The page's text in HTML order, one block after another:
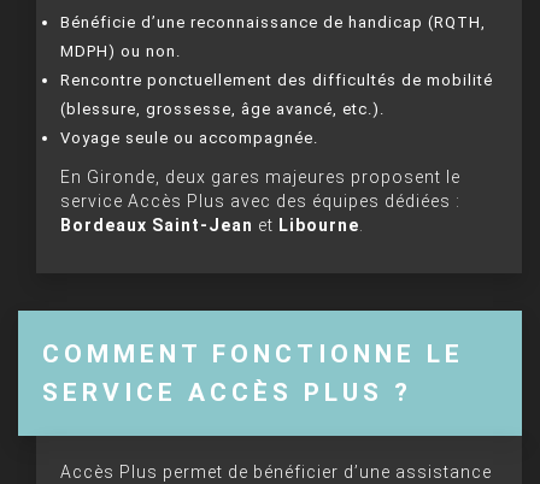
Bénéficie d’une reconnaissance de handicap (RQTH,
MDPH) ou non.
Rencontre ponctuellement des difficultés de mobilité
(blessure, grossesse, âge avancé, etc.).
Voyage seule ou accompagnée.
En Gironde, deux gares majeures proposent le
service Accès Plus avec des équipes dédiées :
Bordeaux Saint-Jean et Libourne
COMMENT FONCTIONNE LE
SERVICE ACCÈS PLUS ?
Accès Plus permet de bénéficier d’une assistance